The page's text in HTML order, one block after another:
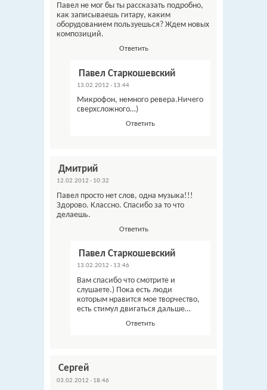
Павел не мог бы ты рассказать подробно,
как записываешь гитару, каким
оборудованием пользуешься? Ждем новых
композиций.
Ответить
Павел Старкошевский
13.02.2012 - 13:44
Микрофон, немного ревера.Ничего
сверхсложного…)
Ответить
Дмитрий
12.02.2012 - 10:32
Павел просто нет слов, одна музыка!!!
Здорово. Классно. Спасибо за то что
делаешь.
Ответить
Павел Старкошевский
13.02.2012 - 13:46
Вам спасибо что смотрите и
слушаете.) Пока есть люди
которым нравится мое творчество,
есть стимул двигаться дальше…
Ответить
Сергей
03.02.2012 - 18:46